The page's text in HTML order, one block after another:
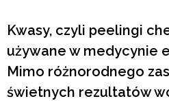
Kwasy, czyli peelingi
używane w medycynie
Mimo różnorodnego
świetnych rezultatów